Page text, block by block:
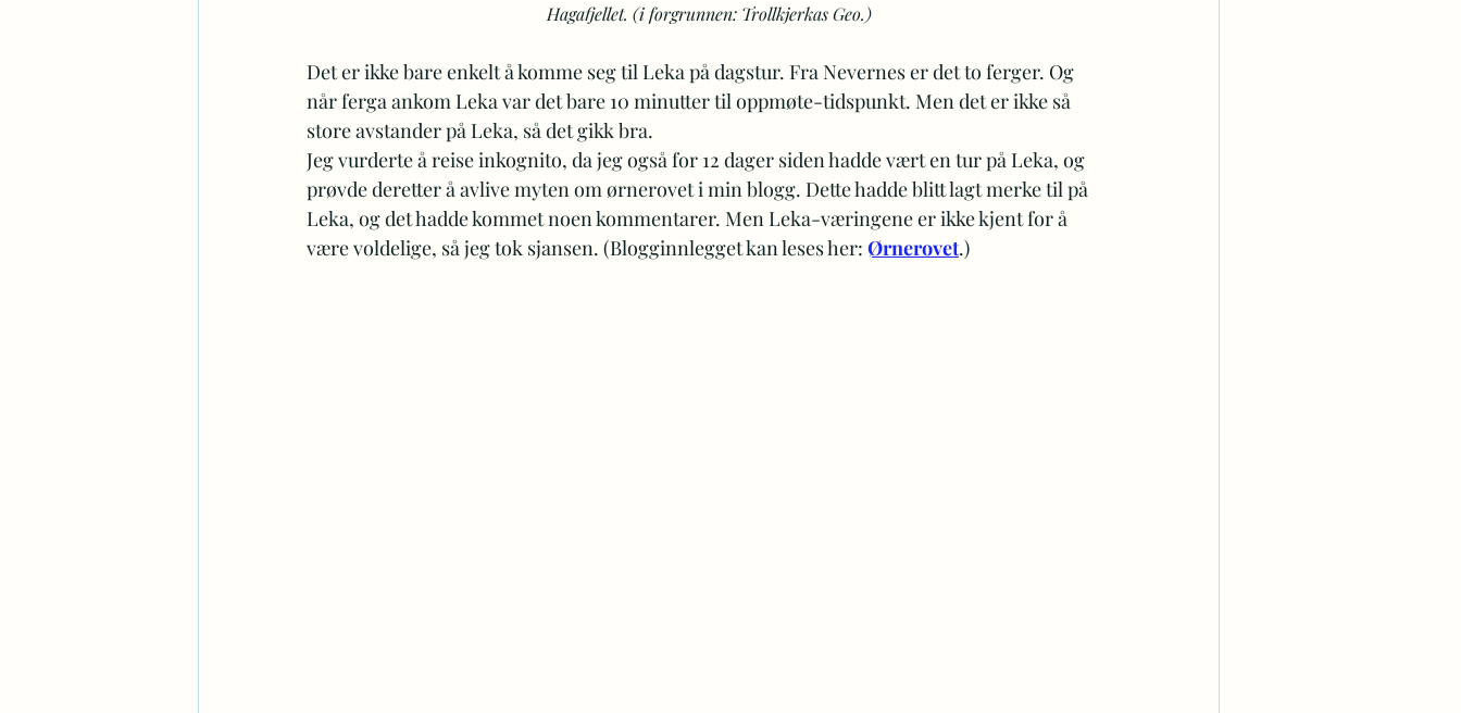
Hagafjellet. (i forgrunnen: Trollkjerkas Geo.)
Det er ikke bare enkelt å komme seg til Leka på dagstur. Fra Nevernes er det to ferger. Og
når ferga ankom Leka var det bare 10 minutter til oppmøte-tidspunkt. Men det er ikke så
store avstander på Leka, så det gikk bra.
Jeg vurderte å reise inkognito, da jeg også for 12 dager siden hadde vært en tur på Leka, og
prøvde deretter å avlive myten om ørnerovet i min blogg. Dette hadde blitt lagt merke til på
Leka, og det hadde kommet noen kommentarer. Men Leka-væringene er ikke kjent for å
være voldelige, så jeg tok sjansen. (Blogginnlegget kan leses her: Ørnerovet.)